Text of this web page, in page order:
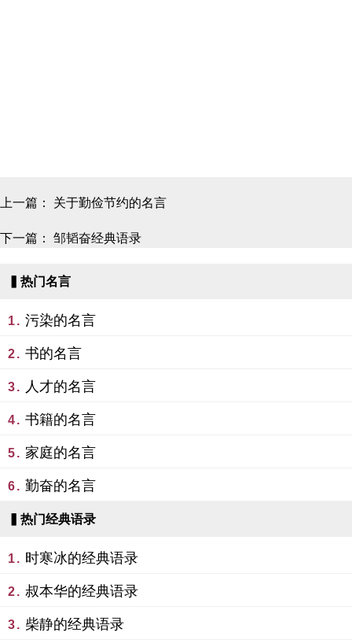
上一篇： 关于勤俭节约的名言
下一篇： 邹韬奋经典语录
▍热门名言
1. 污染的名言
2. 书的名言
3. 人才的名言
4. 书籍的名言
5. 家庭的名言
6. 勤奋的名言
▍热门经典语录
1. 时寒冰的经典语录
2. 叔本华的经典语录
3. 柴静的经典语录